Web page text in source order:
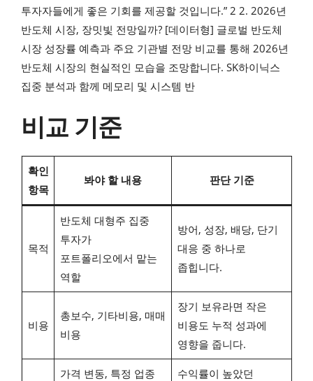
투자자들에게 좋은 기회를 제공할 것입니다.” 2 2. 2026년
반도체 시장, 장밋빛 전망일까? [데이터형] 글로벌 반도체
시장 성장률 예측과 주요 기관별 전망 비교를 통해 2026년
반도체 시장의 현실적인 모습을 조망합니다. SK하이닉스
집중 분석과 함께 메모리 및 시스템 반
비교 기준
확인
항목
봐야 할 내용 판단 기준
목적
반도체 대형주 집중
투자가
포트폴리오에서 맡는
역할
방어, 성장, 배당, 단기
대응 중 하나로
좁힙니다.
비용
총보수, 기타비용, 매매
비용
장기 보유라면 작은
비용도 누적 성과에
영향을 줍니다.
가격 변동, 특정 업종
수익률이 높았던